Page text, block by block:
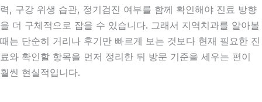
력, 구강 위생 습관, 정기검진 여부를 함께 확인해야 진료 방향
을 더 구체적으로 잡을 수 있습니다. 그래서 지역치과를 알아볼
때는 단순히 거리나 후기만 빠르게 보는 것보다 현재 필요한 진
료와 확인할 항목을 먼저 정리한 뒤 방문 기준을 세우는 편이
훨씬 현실적입니다.